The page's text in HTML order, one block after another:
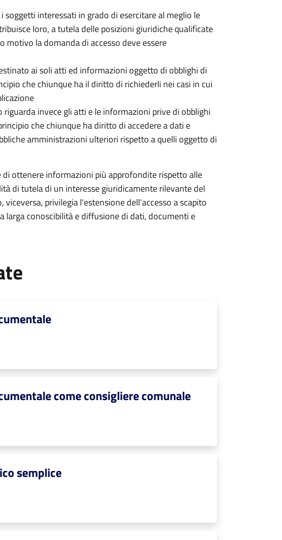
soggetti interessati in grado di esercitare al meglio le
loro, a tutela delle posizioni giuridiche qualificate
motivo la domanda di accesso deve essere
ai soli atti ed informazioni oggetto di obblighi di
che chiunque ha il diritto di richiederli nei casi in cui
riguarda invece gli atti e le informazioni prive di obblighi
che chiunque ha diritto di accedere a dati e
amministrazioni ulteriori rispetto a quelli oggetto di
di ottenere informazioni più approfondite rispetto alle
di tutela di un interesse giuridicamente rilevante del
viceversa, privilegia l'estensione dell'accesso a scapito
larga conoscibilità e diffusione di dati, documenti e
come consigliere comunale
semplice